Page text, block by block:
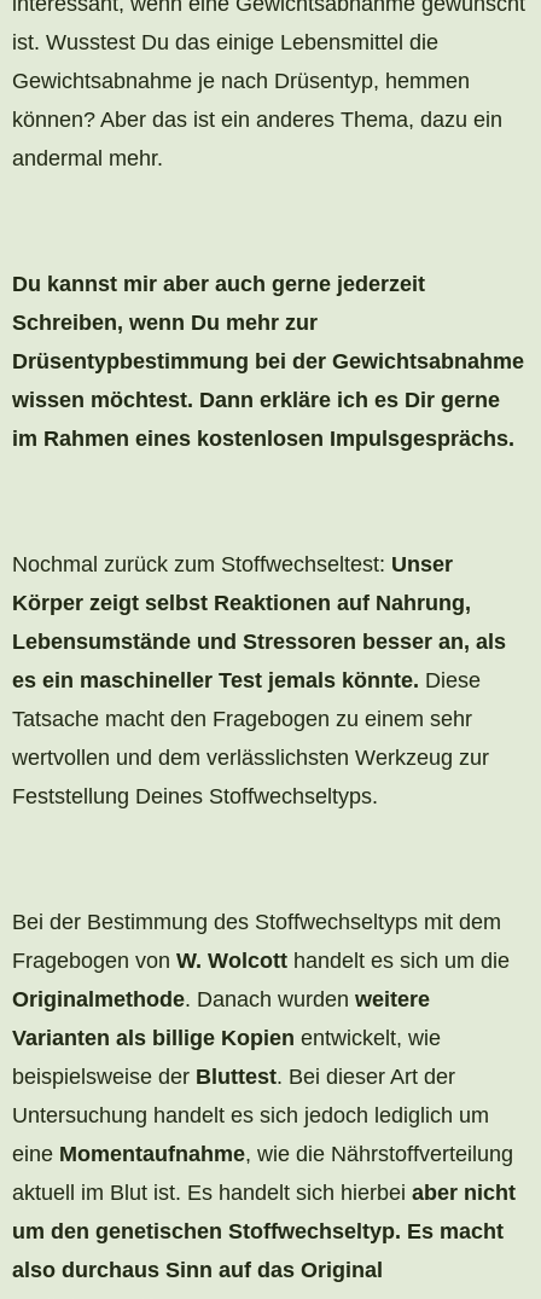
ist. Wusstest Du das einige Lebensmittel die
Gewichtsabnahme je nach Drüsentyp, hemmen
können? Aber das ist ein anderes Thema, dazu ein
andermal mehr.
Du kannst mir aber auch gerne jederzeit
Schreiben, wenn Du mehr zur
Drüsentypbestimmung bei der Gewichtsabnahme
wissen möchtest. Dann erkläre ich es Dir gerne
im Rahmen eines kostenlosen Impulsgesprächs.
Nochmal zurück zum Stoffwechseltest: Unser
Körper zeigt selbst Reaktionen auf Nahrung,
Lebensumstände und Stressoren besser an, als
es ein maschineller Test jemals könnte. Diese
Tatsache macht den Fragebogen zu einem sehr
wertvollen und dem verlässlichsten Werkzeug zur
Feststellung Deines Stoffwechseltyps.
Bei der Bestimmung des Stoffwechseltyps mit dem
Fragebogen von W. Wolcott handelt es sich um die
Originalmethode. Danach wurden weitere
Varianten als billige Kopien entwickelt, wie
beispielsweise der Bluttest. Bei dieser Art der
Untersuchung handelt es sich jedoch lediglich um
eine Momentaufnahme, wie die Nährstoffverteilung
aktuell im Blut ist. Es handelt sich hierbei aber nicht
um den genetischen Stoffwechseltyp. Es macht
also durchaus Sinn auf das Original